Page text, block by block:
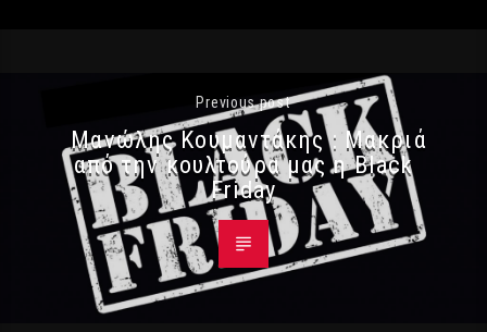
Previous post
Μανώλης Κουμαντάκης : Μακριά
από την κουλτούρα μας η Black
Friday